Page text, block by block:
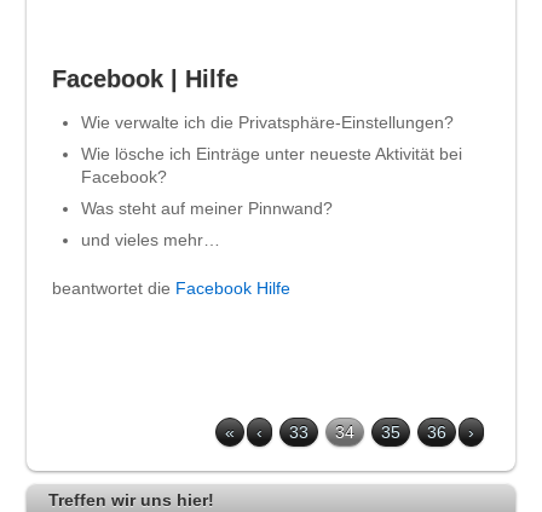
Facebook | Hilfe
Wie verwalte ich die Privatsphäre-Einstellungen?
Wie lösche ich Einträge unter neueste Aktivität bei
Facebook?
Was steht auf meiner Pinnwand?
und vieles mehr…
beantwortet die Facebook Hilfe
« ‹ 33 34 35 36 ›
Treffen wir uns hier!